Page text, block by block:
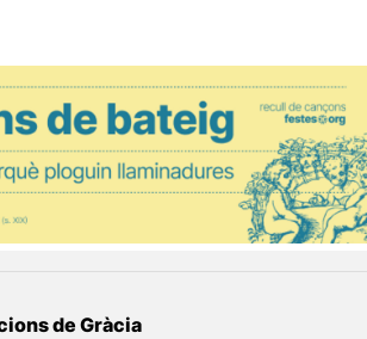
de Gràcia